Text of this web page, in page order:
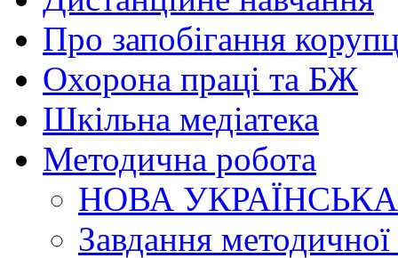
Про запобігання
Охорона праці та БЖ
Шкільна медіатека
Методична робота
НОВА
Завдання